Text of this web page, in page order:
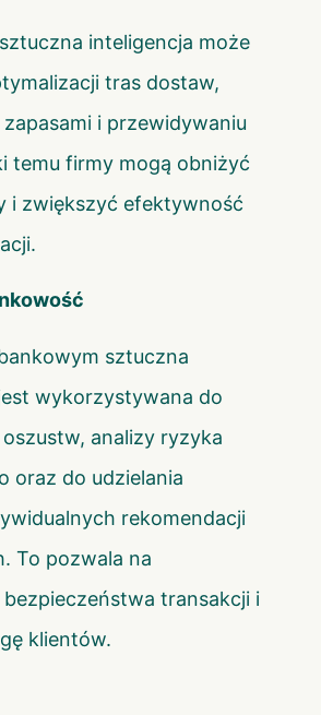
inteligencja może
tras dostaw,
i przewidywaniu
temu firmy mogą obniżyć
i zwiększyć efektywność
sztuczna
wykorzystywana do
analizy ryzyka
oraz do udzielania
rekomendacji
To pozwala na
transakcji i
klientów.